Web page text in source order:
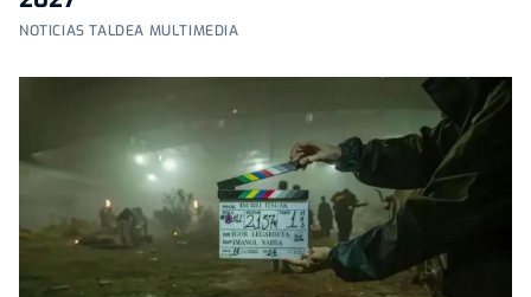
NOTICIAS TALDEA MULTIMEDIA